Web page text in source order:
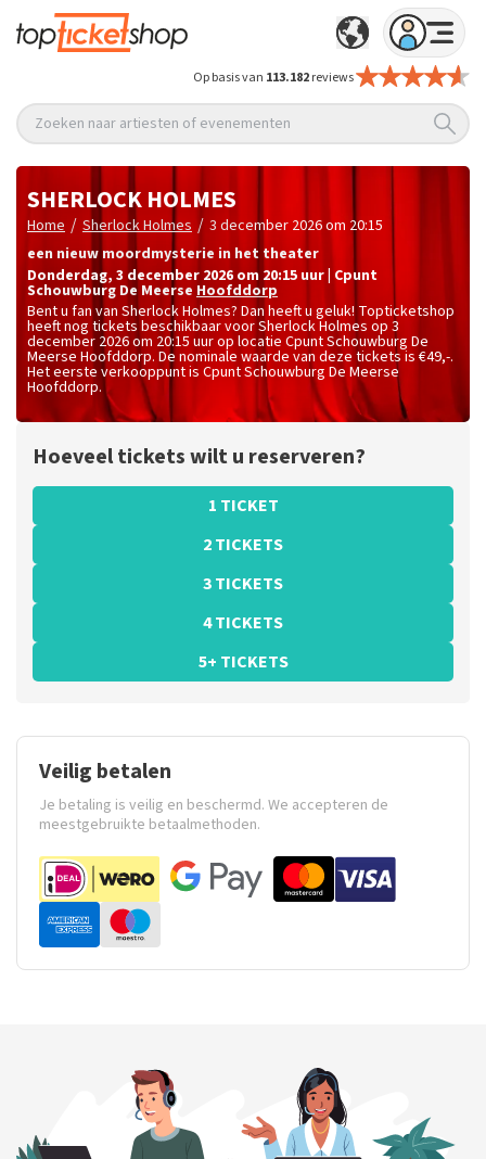
Op basis van 113.182reviews
Zoeken naar artiesten of evenementen
SHERLOCK HOLMES
Home / Sherlock Holmes / 3 december 2026 om 20:15
een nieuw moordmysterie in het theater
donderdag, 3 december 2026 om 20:15 uur Cpunt
Schouwburg De Meerse Hoofddorp
Bent u fan van Sherlock Holmes? Dan heeft u geluk! Topticketshop
heeft nog tickets beschikbaar voor Sherlock Holmes op 3
december 2026 om 20:15 uur op locatie Cpunt Schouwburg De
Meerse Hoofddorp. De nominale waarde van deze tickets is €49,-.
Het eerste verkooppunt is Cpunt Schouwburg De Meerse
Hoofddorp.
Hoeveel tickets wilt u reserveren?
1 TICKET
2 TICKETS
3 TICKETS
4 TICKETS
5+ TICKETS
Veilig betalen
Je betaling is veilig en beschermd. We accepteren de
meestgebruikte betaalmethoden.